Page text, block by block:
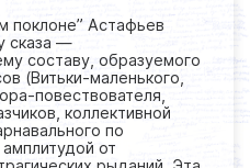
поклоне” Астафьев
сказа —
составу, образуемого
(Витьки-маленького,
повествователя,
коллективной
по
от